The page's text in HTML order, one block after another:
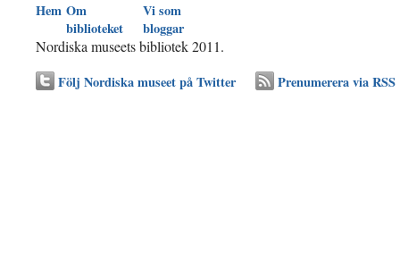
Hem Om
biblioteket
Vi som
bloggar
Nordiska museets bibliotek 2011.
Följ Nordiska museet på Twitter
Prenumerera via RSS